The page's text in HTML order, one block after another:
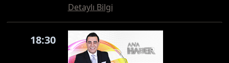
Detaylı Bilgi
18:30